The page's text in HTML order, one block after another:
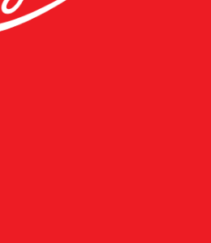
de Riviera di Rimini
de Riviera di Rimini
de Riviera di Rimini